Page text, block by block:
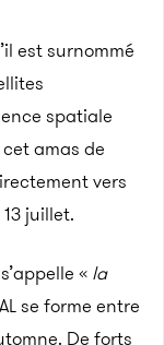
est surnommé
spatiale
amas de
vers
juillet.
« la
se forme entre
De forts